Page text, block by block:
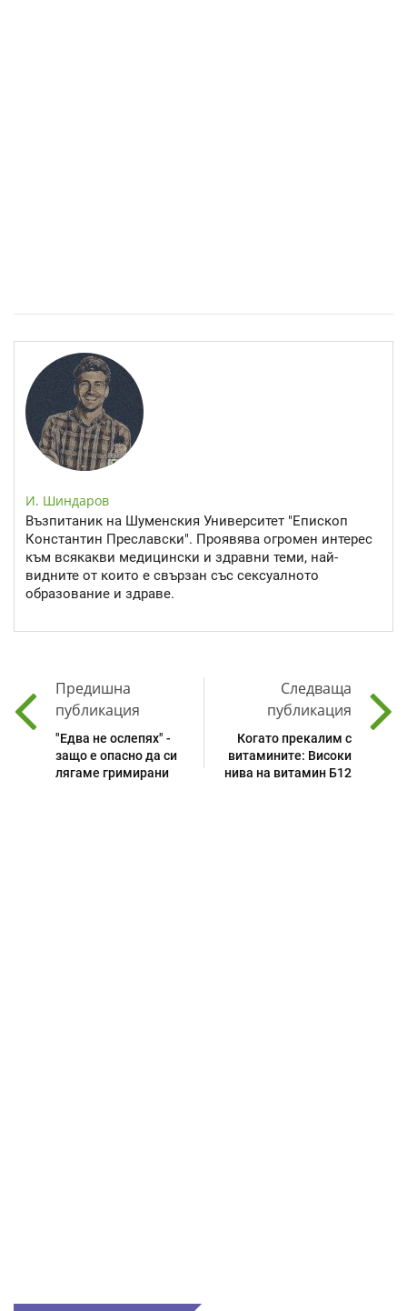
И. Шиндаров
Възпитаник на Шуменския Университет "Епископ
Константин Преславски". Проявява огромен интерес
към всякакви медицински и здравни теми, най-
видните от които е свързан със сексуалното
образование и здраве.
Предишна
публикация
"Едва не ослепях" -
защо е опасно да си
лягаме гримирани
Следваща
публикация
Когато прекалим с
витамините: Високи
нива на витамин Б12